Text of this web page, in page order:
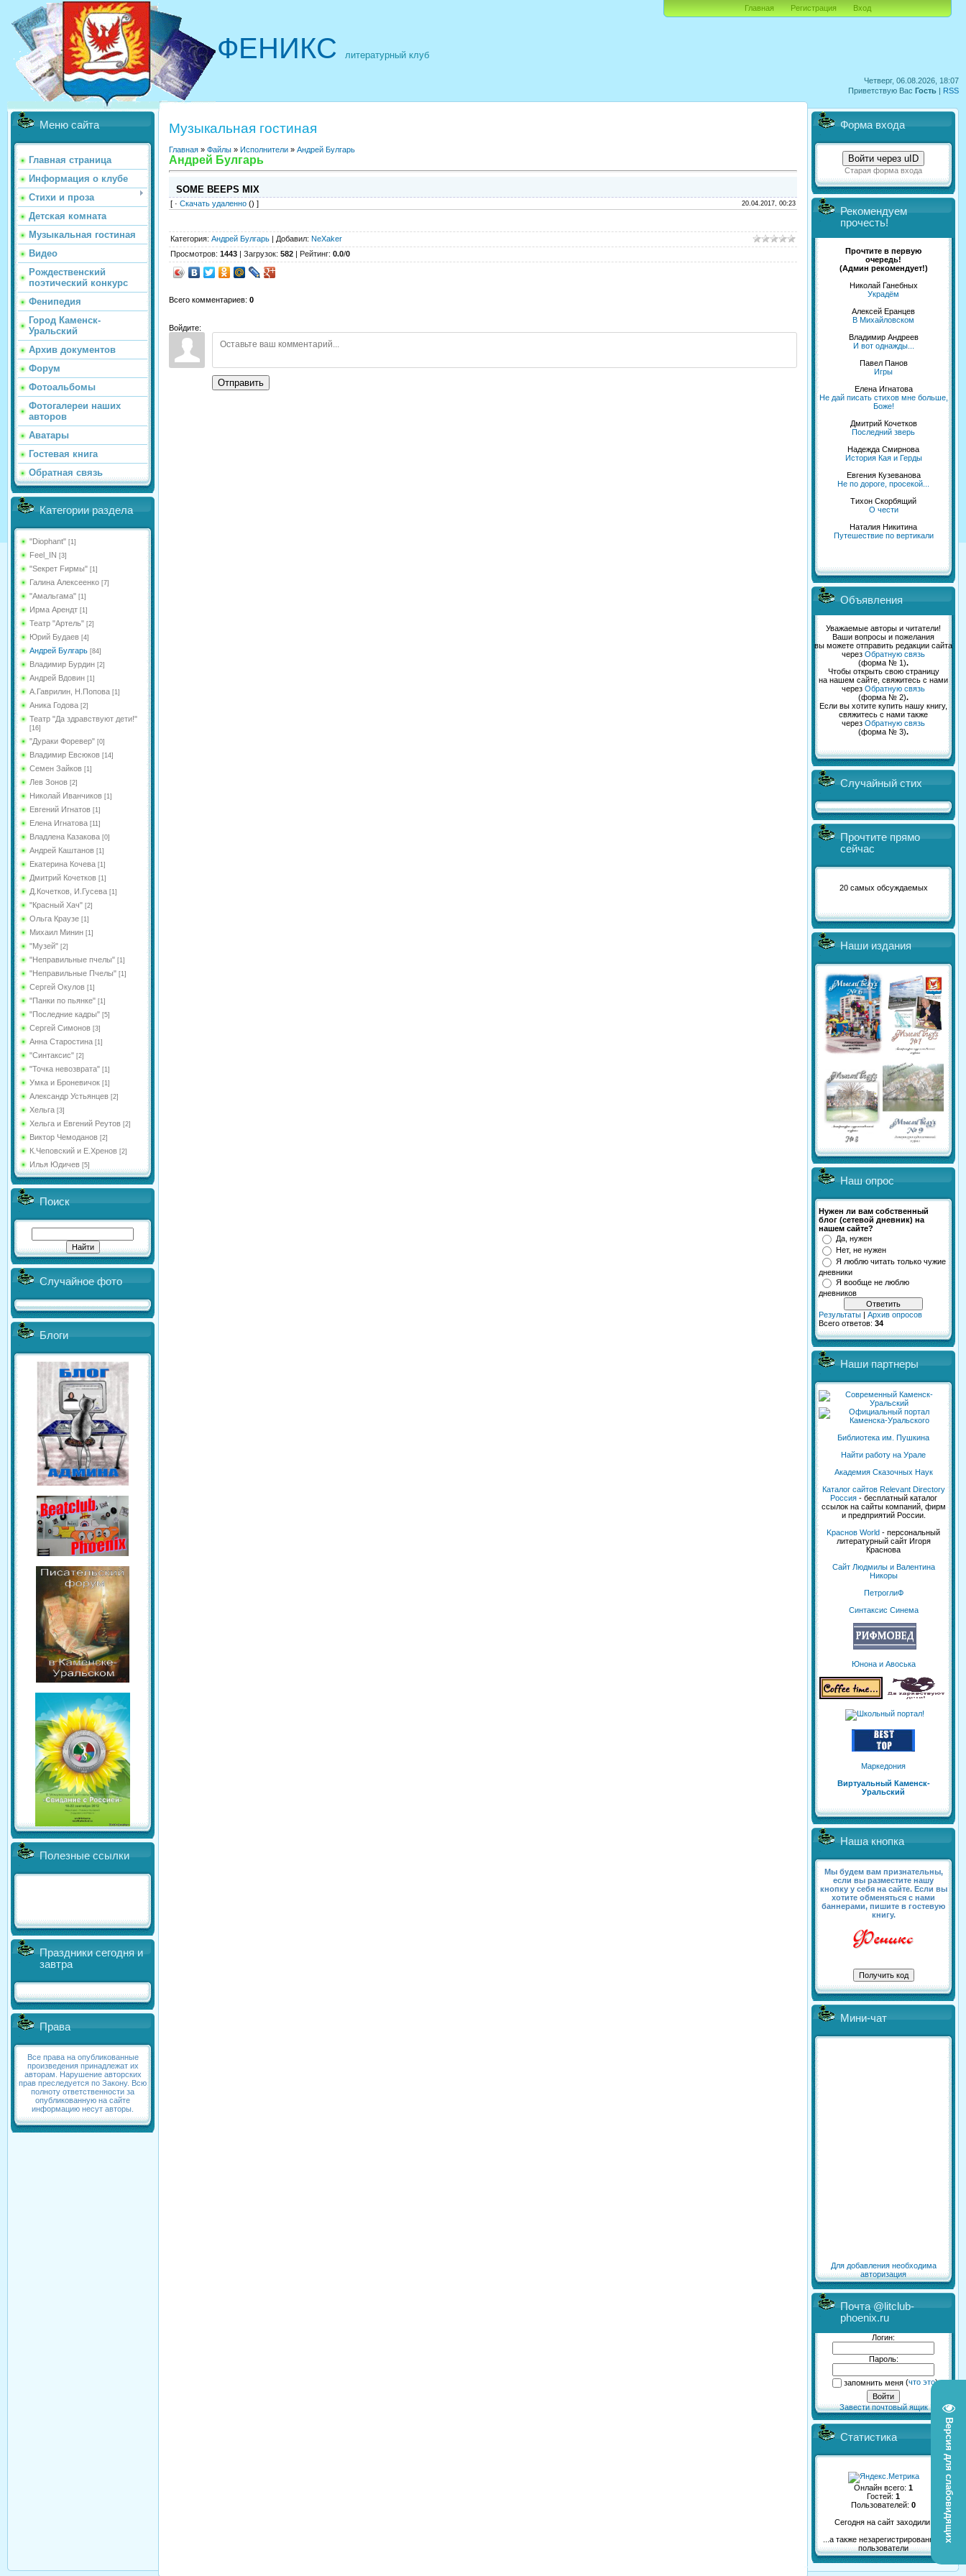
Версия для слабовидящих
Четверг, 06.08.2026, 18:07
Приветствую Вас Гость | RSS
ФЕНИКС литературный клуб
Главная Регистрация Вход
Меню сайта
Главная страница
Информация о клубе
Стихи и проза
Детская комната
Музыкальная гостиная
Видео
Рождественский
поэтический конкурс
Фенипедия
Город Каменск-
Уральский
Архив документов
Форум
Фотоальбомы
Фотогалереи наших
авторов
Аватары
Гостевая книга
Обратная связь
Категории раздела
"Diophant" [1]
Feel_IN [3]
"Sекрет Fирмы" [1]
Галина Алексеенко [7]
"Амальгама" [1]
Ирма Арендт [1]
Театр "Артель" [2]
Юрий Будаев [4]
Андрей Булгарь [84]
Владимир Бурдин [2]
Андрей Вдовин [1]
А.Гаврилин, Н.Попова [1]
Аника Годова [2]
Театр "Да здравствуют дети!"
[16]
"Дураки Форевер" [0]
Владимир Евсюков [14]
Семен Зайков [1]
Лев Зонов [2]
Николай Иванчиков [1]
Евгений Игнатов [1]
Елена Игнатова [11]
Владлена Казакова [0]
Андрей Каштанов [1]
Екатерина Кочева [1]
Дмитрий Кочетков [1]
Д.Кочетков, И.Гусева [1]
"Красный Хач" [2]
Ольга Краузе [1]
Михаил Минин [1]
"Музей" [2]
"Неправильные пчелы" [1]
"Неправильные Пчелы" [1]
Сергей Окулов [1]
"Панки по пьянке" [1]
"Последние кадры" [5]
Сергей Симонов [3]
Анна Старостина [1]
"Синтаксис" [2]
"Точка невозврата" [1]
Умка и Броневичок [1]
Александр Устьянцев [2]
Хельга [3]
Хельга и Евгений Реутов [2]
Виктор Чемоданов [2]
К.Чеповский и Е.Хренов [2]
Илья Юдичев [5]
Поиск
Случайное фото
Блоги
Полезные ссылки
Праздники сегодня и
завтра
Права
Все права на опубликованные
произведения принадлежат их
авторам. Нарушение авторских
прав преследуется по Закону. Всю
полноту ответственности за
опубликованную на сайте
информацию несут авторы.
Музыкальная гостиная
Главная » Файлы » Исполнители » Андрей Булгарь
Андрей Булгарь
SOME BEEPS MIX
[ · Скачать удаленно () ] 20.04.2017, 00:23
Категория: Андрей Булгарь | Добавил: NeXaker
Просмотров: 1443 | Загрузок: 582 | Рейтинг: 0.0/0
Всего комментариев: 0
Войдите:
Отправить
Форма входа
Войти через uID
Старая форма входа
Рекомендуем
прочесть!
Прочтите в первую
очередь!
(Админ рекомендует!)
Николай Ганебных
Украдём
Алексей Еранцев
В Михайловском
Владимир Андреев
И вот однажды...
Павел Панов
Игры
Елена Игнатова
Не дай писать стихов мне больше,
Боже!
Дмитрий Кочетков
Последний зверь
Надежда Смирнова
История Кая и Герды
Евгения Кузеванова
Не по дороге, просекой...
Тихон Скорбящий
О чести
Наталия Никитина
Путешествие по вертикали
Объявления
Уважаемые авторы и читатели!
Ваши вопросы и пожелания
вы можете отправить редакции сайта
через Обратную связь
(форма № 1).
Чтобы открыть свою страницу
на нашем сайте, свяжитесь с нами
через Обратную связь
(форма № 2).
Если вы хотите купить нашу книгу,
свяжитесь с нами также
через Обратную связь
(форма № 3).
Случайный стих
Прочтите прямо
сейчас
20 самых обсуждаемых
Наши издания
Наш опрос
Нужен ли вам собственный
блог (сетевой дневник) на
нашем сайте?
Да, нужен
Нет, не нужен
Я люблю читать только чужие
дневники
Я вообще не люблю
дневников
Результаты
Архив опросов
Всего ответов: 34
Наши партнеры
Библиотека им. Пушкина
Найти работу на Урале
Академия Сказочных Наук
Каталог сайтов Relevant Directory
Россия- бесплатный каталог
ссылок на сайты компаний, фирм
и предприятий России.
Kраснов World - персональный
литературный сайт Игоря
Краснова
Сайт Людмилы и Валентина
Никоры
ПетроглиФ
Синтаксис Синема
Юнона и Авоська
Маркедония
Виртуальный Каменск-
Уральский
Наша кнопка
Мы будем вам признательны,
если вы разместите нашу
кнопку у себя на сайте. Если вы
хотите обменяться с нами
баннерами, пишите в гостевую
книгу.
Мини-чат
Для добавления необходима
авторизация
Почта @litclub-
phoenix.ru
Логин:
Пароль:
запомнить меня(что это)
Завести почтовый ящик
Статистика
Онлайн всего: 1
Гостей: 1
Пользователей: 0
Сегодня на сайт заходили:
...а также незарегистрированные
пользователи